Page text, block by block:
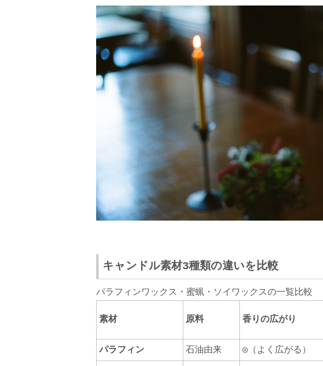
キャンドル素材3種類の違いを比較
パラフィンワックス・蜜蝋・ソイワックスの一覧比較
素材 原料 香りの広がり
パラフィン 石油由来 ◎（よく広がる）